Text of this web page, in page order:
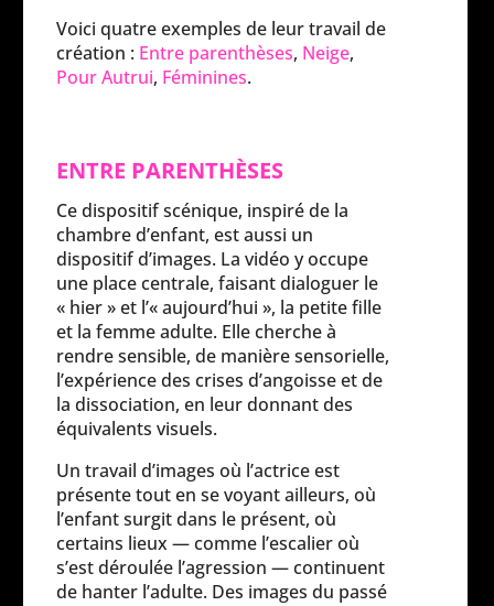
Voici quatre exemples de leur travail de
création : Entre parenthèses, Neige,
Pour Autrui, Féminines.
ENTRE PARENTHÈSES
Ce dispositif scénique, inspiré de la
chambre d’enfant, est aussi un
dispositif d’images. La vidéo y occupe
une place centrale, faisant dialoguer le
« hier » et l’« aujourd’hui », la petite fille
et la femme adulte. Elle cherche à
rendre sensible, de manière sensorielle,
l’expérience des crises d’angoisse et de
la dissociation, en leur donnant des
équivalents visuels.
Un travail d’images où l’actrice est
présente tout en se voyant ailleurs, où
l’enfant surgit dans le présent, où
certains lieux — comme l’escalier où
s’est déroulée l’agression — continuent
de hanter l’adulte. Des images du passé